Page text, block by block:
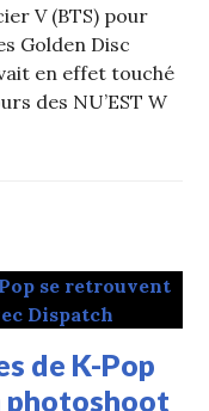
V (BTS) pour
Golden Disc
en effet touché
des NU’EST W
(NU’EST)
de K-Pop
photoshoot